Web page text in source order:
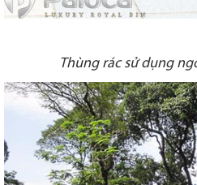
Thùng rác sử dụng